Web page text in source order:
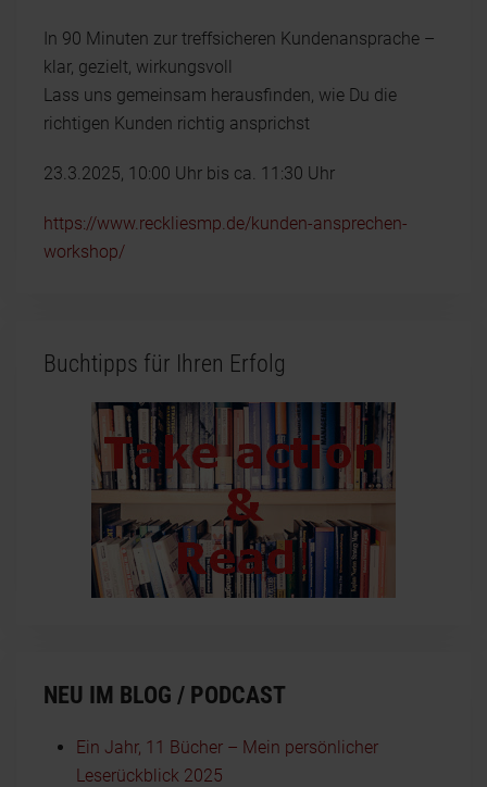
In 90 Minuten zur treffsicheren Kundenansprache –
klar, gezielt, wirkungsvoll
Lass uns gemeinsam herausfinden, wie Du die
richtigen Kunden richtig ansprichst
23.3.2025, 10:00 Uhr bis ca. 11:30 Uhr
https://www.reckliesmp.de/kunden-ansprechen-
workshop/
Buchtipps für Ihren Erfolg
NEU IM BLOG / PODCAST
Ein Jahr, 11 Bücher – Mein persönlicher
Leserückblick 2025